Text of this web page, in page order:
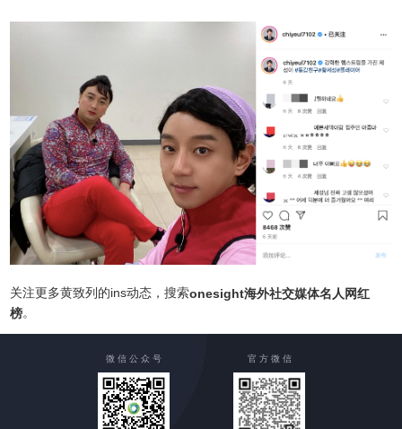
关注更多黄致列的ins动态，搜索onesight海外社交媒体名人网红
榜。
微 信 公 众 号 官 方 微 信